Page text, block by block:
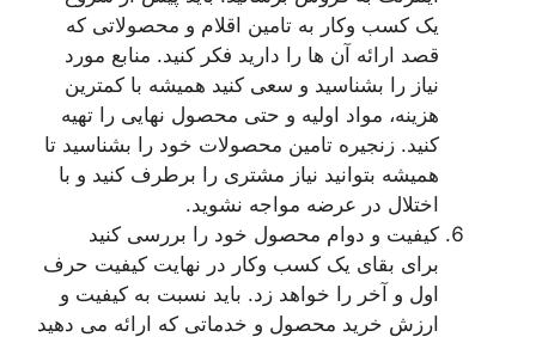
یک کسب وکار به تامین اقلام و محصولاتی که
قصد ارائه آن ها را دارید فکر کنید. منابع مورد
نیاز را بشناسید و سعی کنید همیشه با کمترین
هزینه، مواد اولیه و حتی محصول نهایی را تهیه
کنید. زنجیره تامین محصولات خود را بشناسید تا
همیشه بتوانید نیاز مشتری را برطرف کنید و با
اختلال در عرضه مواجه نشوید.
کیفیت و دوام محصول خود را بررسی کنید
برای بقای یک کسب وکار در نهایت کیفیت حرف
اول و آخر را خواهد زد. باید نسبت به کیفیت و
ارزش خرید محصول و خدماتی که ارائه می دهید